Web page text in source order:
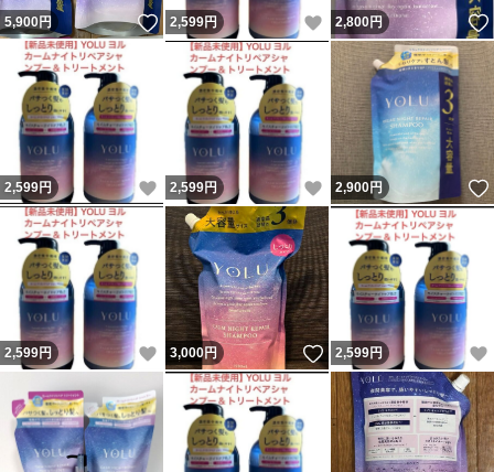
5,900円 いいね！
2,599円 いいね！
2,800円
2,599円 いいね！
2,599円 いいね！
2,900円
2,599円 いいね！
3,000円 いいね！
2,599円